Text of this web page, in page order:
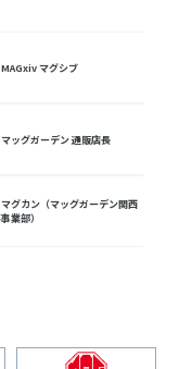
MAGxiv マグシブ
マッグガーデン 通販店長
マグカン（マッグガーデン関西
事業部）